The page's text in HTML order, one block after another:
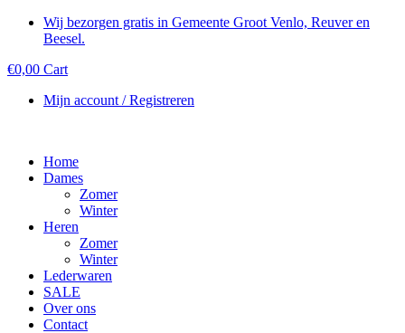
Wij bezorgen gratis in Gemeente Groot Venlo, Reuver en
Beesel.
€0,00 Cart
Mijn account / Registreren
Home
Dames
Zomer
Winter
Heren
Zomer
Winter
Lederwaren
SALE
Over ons
Contact